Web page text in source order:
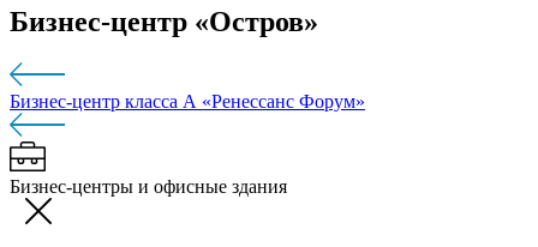
Бизнес-центр «Остров»
Бизнес-центр класса А «Ренессанс Форум»
Бизнес-центры и офисные здания